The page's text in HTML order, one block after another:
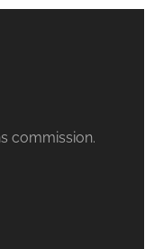
commission.